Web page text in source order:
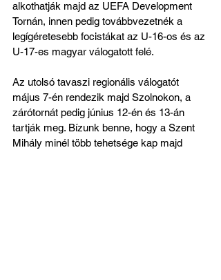
alkothatják majd az UEFA Development
Tornán, innen pedig továbbvezetnék a
legígéretesebb focistákat az U-16-os és az
U-17-es magyar válogatott felé.
Az utolsó tavaszi regionális válogatót
május 7-én rendezik majd Szolnokon, a
zárótornát pedig június 12-én és 13-án
tartják meg. Bízunk benne, hogy a Szent
Mihály minél több tehetsége kap majd